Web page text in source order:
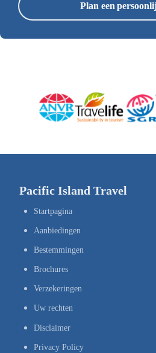
Plan een
Pacific Island Travel
Startpagina
Aanbiedingen
Bestemmingen
Brochures
Verzekeringen
Uw rechten
Disclaimer
Privacy Policy